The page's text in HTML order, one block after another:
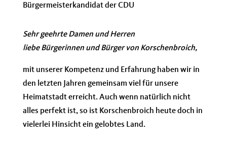
Bürgermeisterkandidat der CDU
Sehr geehrte Damen und Herren
liebe Bürgerinnen und Bürger von Korschenbroich,
mit unserer Kompetenz und Erfahrung haben wir in
den letzten Jahren gemeinsam viel für unsere
Heimatstadt erreicht. Auch wenn natürlich nicht
alles perfekt ist, so ist Korschenbroich heute doch in
vielerlei Hinsichtein gelobtes Land.